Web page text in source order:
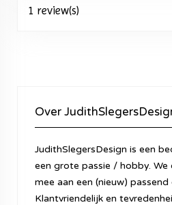
1 review(s)
Over
JudithSlegersDesign is een
een grote passie / hobby. We
mee aan een (nieuw)
Klantvriendelijk en